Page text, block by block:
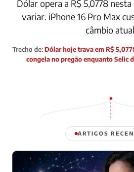
Dólar opera a R$ 5,0778
variar. iPhone 16 Pro Max
câmbio
Trecho de:Dólar hoje trava em R$
congela no pregão enquanto Selic
ARTIGOS